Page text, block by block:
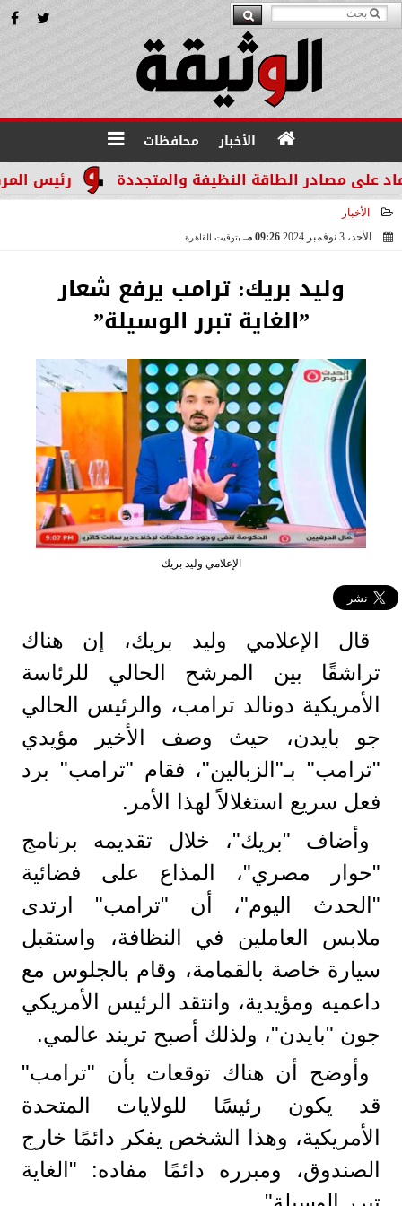
الأخبار محافظات
رئيس المركز مصادر الطاقة النظيفة والمتجددة
الأخبار
الأحد، 3 نوفمبر 2024
09:26 مـ بتوقيت القاهرة
وليد بريك: ترامب يرفع شعار
”الغاية تبرر الوسيلة”
الإعلامي وليد بريك
قال الإعلامي وليد بريك، إن هناك
تراشقًا بين المرشح الحالي للرئاسة
الأمريكية دونالد ترامب، والرئيس الحالي
جو بايدن، حيث وصف الأخير مؤيدي
"ترامب" بـ"الزبالين"، فقام "ترامب" برد
فعل سريع استغلالاً لهذا الأمر.
وأضاف "بريك"، خلال تقديمه برنامج
"حوار مصري"، المذاع على فضائية
"الحدث اليوم"، أن "ترامب" ارتدى
ملابس العاملين في النظافة، واستقبل
سيارة خاصة بالقمامة، وقام بالجلوس مع
داعميه ومؤيدية، وانتقد الرئيس الأمريكي
جون "بايدن"، ولذلك أصبح تريند عالمي.
وأوضح أن هناك توقعات بأن "ترامب"
قد يكون رئيسًا للولايات المتحدة
الأمريكية، وهذا الشخص يفكر دائمًا خارج
الصندوق، ومبرره دائمًا مفاده: "الغاية